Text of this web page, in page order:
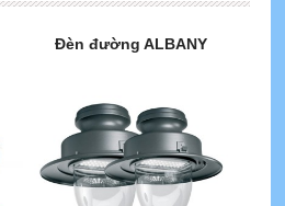
Đèn đường ALBANY